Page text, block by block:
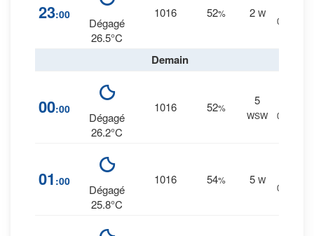
23:00
Dégagé
26.5°C
1016 52% 2 W
0 mm.
Demain
00:00
Dégagé
26.2°C
1016 52%
5
WSW
0 mm.
01 :00
Dégagé
25.8°C
1016 54% 5 W
0 mm.